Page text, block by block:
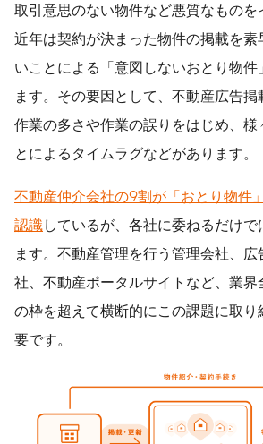
取引意思のない物件など悪質なものを
近年は契約が決まった物件の掲載を素
いことによる「意図しないおとり物
ます。その要因として、不動産広告
作業の多さや作業の誤りをはじめ、様
とによるタイムラグなどがあります。
不動産仲介会社の9割が「おとり物件
認識しているが、各社に委ねるだけで
ます。不動産管理を行う管理会社、
社、不動産ポータルサイトなど、業界
の枠を超えて横断的にこの課題に取
要です。